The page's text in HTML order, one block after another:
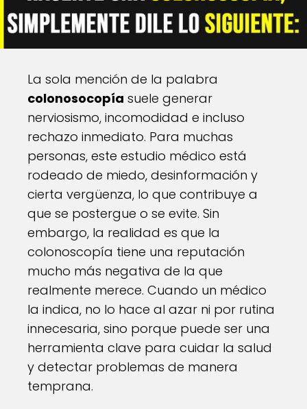
La sola mención de la palabra
colonosocopía suele generar
nerviosismo, incomodidad e incluso
rechazo inmediato. Para muchas
personas, este estudio médico está
rodeado de miedo, desinformación y
cierta vergüenza, lo que contribuye a
que se postergue o se evite. Sin
embargo, la realidad es que la
colonoscopía tiene una reputación
mucho más negativa de la que
realmente merece. Cuando un médico
la indica, no lo hace al azar ni por rutina
innecesaria, sino porque puede ser una
herramienta clave para cuidar la salud
y detectar problemas de manera
temprana.